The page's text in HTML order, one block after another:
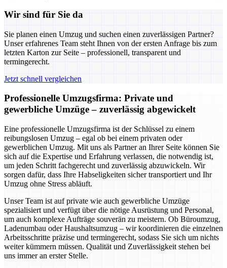
Wir sind für Sie da
Sie planen einen Umzug und suchen einen zuverlässigen Partner?
Unser erfahrenes Team steht Ihnen von der ersten Anfrage bis zum
letzten Karton zur Seite – professionell, transparent und
termingerecht.
Jetzt schnell vergleichen
Professionelle Umzugsfirma: Private und
gewerbliche Umzüge – zuverlässig abgewickelt
Eine professionelle Umzugsfirma ist der Schlüssel zu einem
reibungslosen Umzug – egal ob bei einem privaten oder
gewerblichen Umzug. Mit uns als Partner an Ihrer Seite können Sie
sich auf die Expertise und Erfahrung verlassen, die notwendig ist,
um jeden Schritt fachgerecht und zuverlässig abzuwickeln. Wir
sorgen dafür, dass Ihre Habseligkeiten sicher transportiert und Ihr
Umzug ohne Stress abläuft.
Unser Team ist auf private wie auch gewerbliche Umzüge
spezialisiert und verfügt über die nötige Ausrüstung und Personal,
um auch komplexe Aufträge souverän zu meistern. Ob Büroumzug,
Ladenumbau oder Haushaltsumzug – wir koordinieren die einzelnen
Arbeitsschritte präzise und termingerecht, sodass Sie sich um nichts
weiter kümmern müssen. Qualität und Zuverlässigkeit stehen bei
uns immer an erster Stelle.